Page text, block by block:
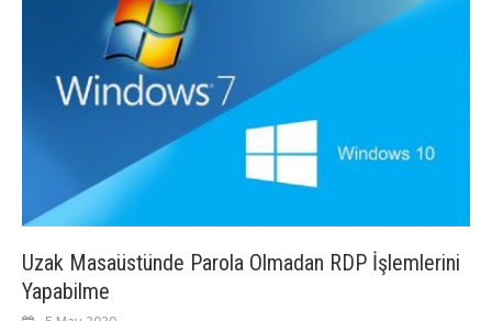
Uzak Masaüstünde Parola Olmadan RDP İşlemlerini
Yapabilme